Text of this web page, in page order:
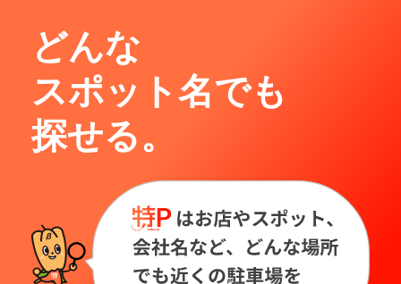
どんな
スポット名でも
探せる。